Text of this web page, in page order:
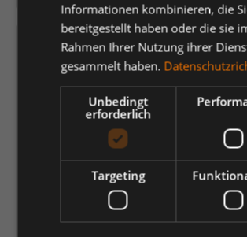
Versandfertig in 5 Tagen, Lieferzeit 1-3
42,84 €*
Anzahl verringern Anzahl erhöhen
In den Warenkorb
Informationen kombinieren, die
bereitgestellt haben oder die sie
Rahmen Ihrer Nutzung ihrer
gesammelt haben.
Unbedingt
erforderlich
Targeting